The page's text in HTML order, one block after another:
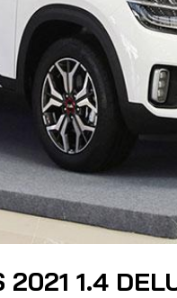
Lỗi thường gặp
Hỏi đáp
2021 1.4